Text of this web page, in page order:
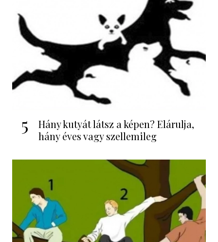
5
Hány kutyát látsz a képen? Elárulja,
hány éves vagy szellemileg